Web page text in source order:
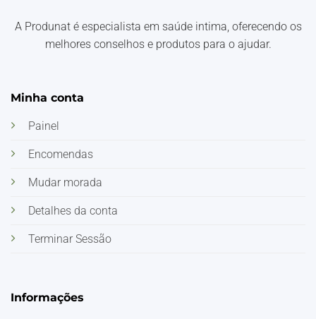
A Produnat é especialista em saúde intima, oferecendo os
melhores conselhos e produtos para o ajudar.
Minha conta
Painel
Encomendas
Mudar morada
Detalhes da conta
Terminar Sessão
Informações